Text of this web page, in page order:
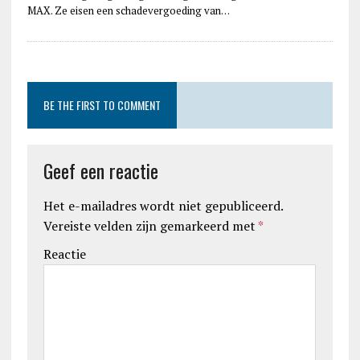
MAX. Ze eisen een schadevergoeding van…
BE THE FIRST TO COMMENT
Geef een reactie
Het e-mailadres wordt niet gepubliceerd.
Vereiste velden zijn gemarkeerd met *
Reactie